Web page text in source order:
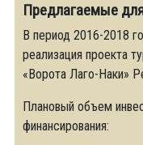
Предлагаемые
В период 2016-2018
реализация проекта
«Ворота Лаго-Наки»
Плановый объем
финансирования: